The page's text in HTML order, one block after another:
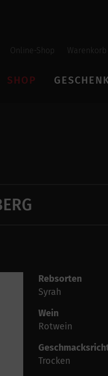
Online-Shop Warenkorb
SHOP
Rebsorten
Syrah
Wein
Rotwein
Trocken